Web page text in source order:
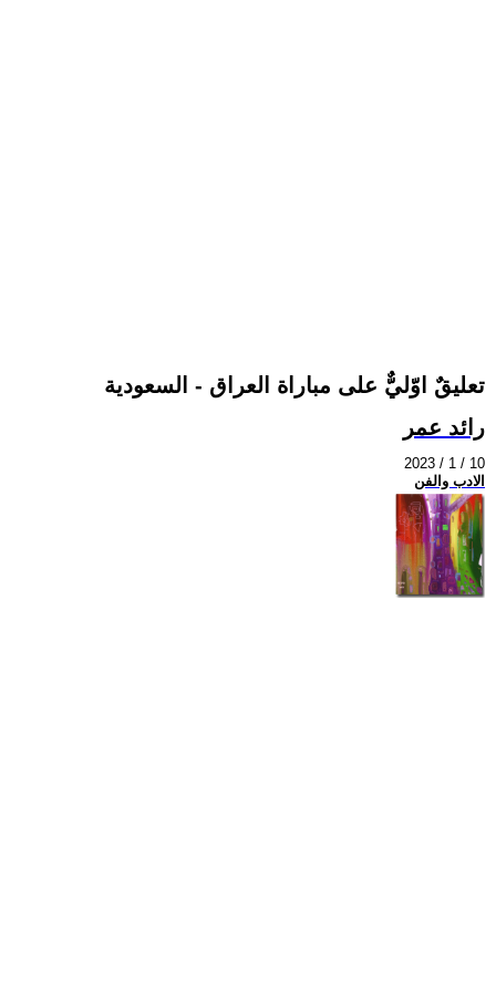
تعليقٌ اوّليٌّ على مباراة العراق - السعودية
رائد عمر
2023 / 1 / 10
الادب والفن